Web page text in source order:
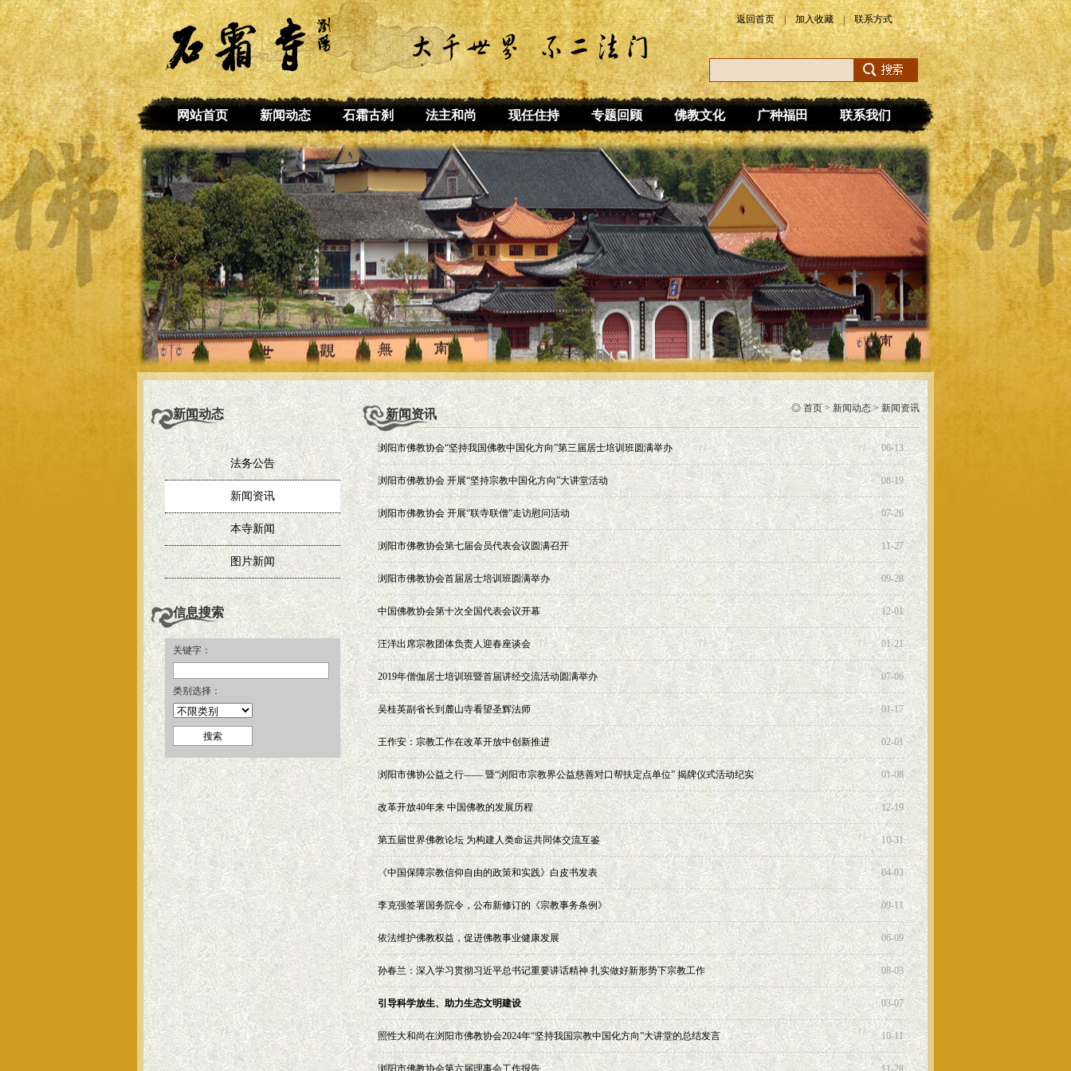
返回首页 加入收藏 | 联系方式
网站首页 新闻动态 石霜古刹 法主和尚 现任住持 专题回顾 佛教文化 广种福田 联系我们
新闻动态
法务公告
新闻资讯
本寺新闻
图片新闻
信息搜索
关键字：
类别选择：
◎ 首页> 新闻动态>新闻资讯
新闻资讯
06-13
浏阳市佛教协会“坚持我国佛教中国化方向”第三届居士培训班圆满举办
08-19
浏阳市佛教协会 开展“坚持宗教中国化方向”大讲堂活动
07-26
浏阳市佛教协会 开展“联寺联僧”走访慰问活动
11-27
浏阳市佛教协会第七届会员代表会议圆满召开
09-28
浏阳市佛教协会首届居士培训班圆满举办
12-01
中国佛教协会第十次全国代表会议开幕
01-21
汪洋出席宗教团体负责人迎春座谈会
07-06
2019年僧伽居士培训班暨首届讲经交流活动圆满举办
01-17
吴桂英副省长到麓山寺看望圣辉法师
02-01
王作安：宗教工作在改革开放中创新推进
01-08
浏阳市佛协公益之行—— 暨“浏阳市宗教界公益慈善对口帮扶定点单位” 揭牌仪式活动纪实
12-19
改革开放40年来 中国佛教的发展历程
10-31
第五届世界佛教论坛 为构建人类命运共同体交流互鉴
04-03
《中国保障宗教信仰自由的政策和实践》白皮书发表
09-11
李克强签署国务院令，公布新修订的《宗教事务条例》
06-09
依法维护佛教权益，促进佛教事业健康发展
08-03
孙春兰：深入学习贯彻习近平总书记重要讲话精神 扎实做好新形势下宗教工作
03-07
引导科学放生、助力生态文明建设 ​
10-11
照性大和尚在浏阳市佛教协会2024年“坚持我国宗教中国化方向”大讲堂的总结发言
11-28
浏阳市佛教协会第六届理事会工作报告